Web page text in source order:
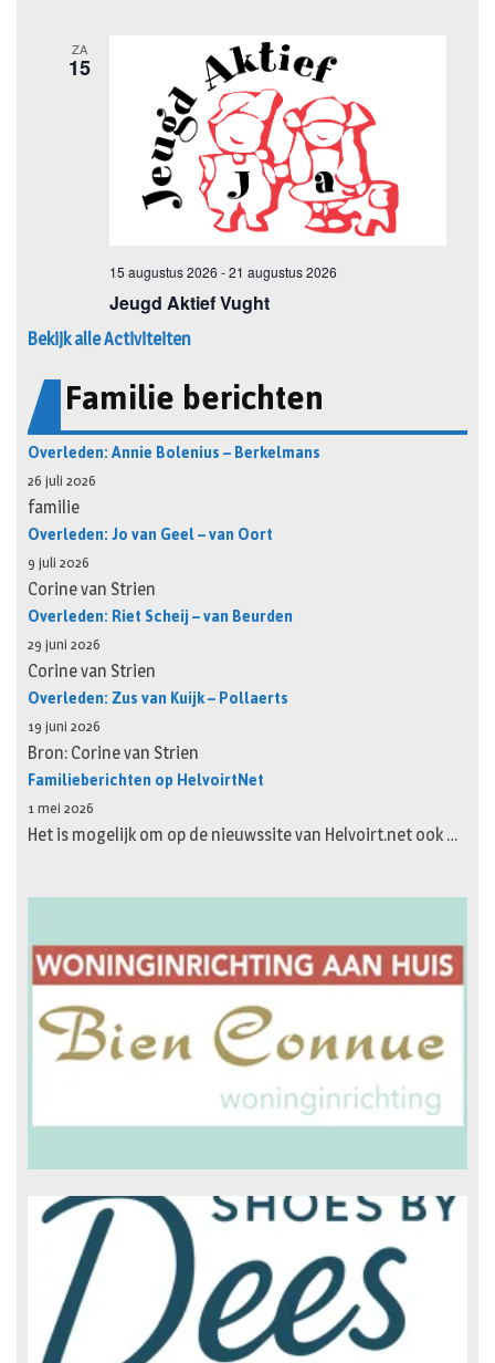
Bekijk alle Activiteiten
Familie berichten
Overleden: Annie Bolenius – Berkelmans
26 juli 2026
familie
Overleden: Jo van Geel – van Oort
9 juli 2026
Corine van Strien
Overleden: Riet Scheij – van Beurden
29 juni 2026
Corine van Strien
Overleden: Zus van Kuijk – Pollaerts
19 juni 2026
Bron: Corine van Strien
Familieberichten op HelvoirtNet
1 mei 2026
Het is mogelijk om op de nieuwssite van Helvoirt.net ook …